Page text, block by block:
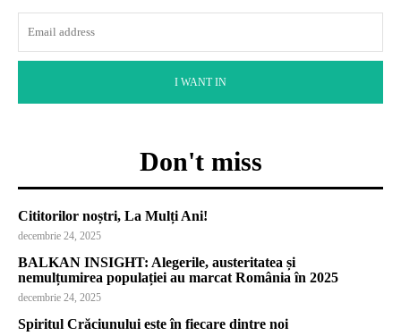
I WANT IN
Don't miss
Cititorilor noștri, La Mulți Ani!
decembrie 24, 2025
BALKAN INSIGHT: Alegerile, austeritatea și
nemulțumirea populației au marcat România în 2025
decembrie 24, 2025
Spiritul Crăciunului este în fiecare dintre noi